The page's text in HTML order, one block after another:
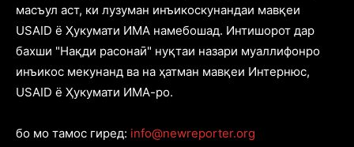
масъул аст, ки лузуман инъикоскунандаи мавқеи
USAID ё Ҳукумати ИМА намебошад. Интишорот дар
бахши "Нақди расонаӣ" нуқтаи назари муаллифонро
инъикос мекунанд ва на ҳатман мавқеи Интернюс,
USAID ё Ҳукумати ИМА-ро.
бо мо тамос гиред: info@newreporter.org